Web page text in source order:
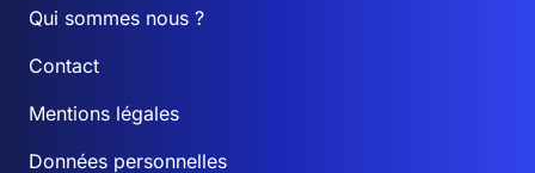
Qui sommes nous ?
Contact
Mentions légales
Données personnelles